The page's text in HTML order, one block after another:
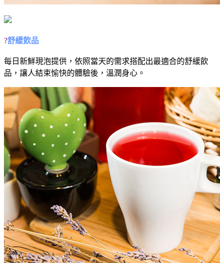
?舒緩飲品
每日新鮮現泡提供，依照當天的需求搭配出最適合的舒緩飲
品，讓人結束愉快的體驗後，溫潤身心。